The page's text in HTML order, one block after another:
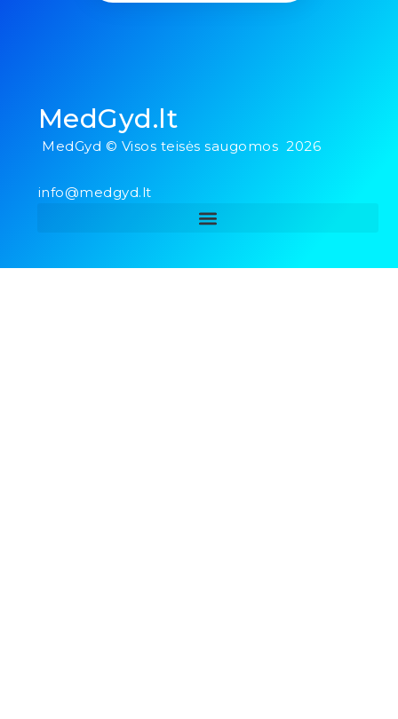
MedGyd.lt
MedGyd © Visos teisės saugomos 2026
info@medgyd.lt